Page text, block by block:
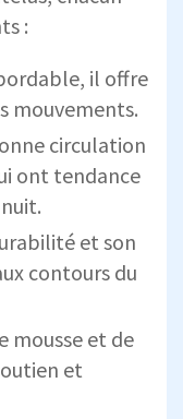
:
il offre
mouvements.
circulation
ont tendance
et son
contours du
mousse et de
et